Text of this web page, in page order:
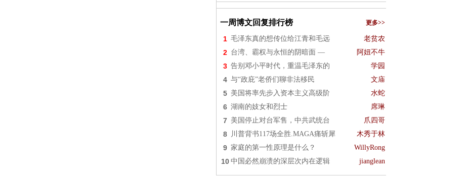
一周博文回复排行榜 更多>>
1 毛泽东真的想传位给江青和毛远 老贫农
2 台湾、霸权与永恒的阴暗面 — 阿妞不牛
3 告别邓小平时代，重温毛泽东的 学园
4 与“政庇”老侨们聊非法移民 文庙
5 美国将率先步入资本主义高级阶 水蛇
6 湖南的妓女和烈士 席琳
7 美国停止对台军售，中共武统台 爪四哥
8 川普背书117场全胜.MAGA痛斩犀 木秀于林
9 家庭的第一性原理是什么？ WillyRong
10 中国必然崩溃的深层次内在逻辑 jianglean